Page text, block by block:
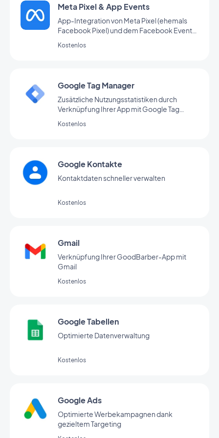
Meta Pixel & App Events
App-Integration von Meta Pixel (ehemals
Facebook Pixel) und dem Facebook Event
Nutzerverhaltens und zur
Kostenlos
Google Tag Manager
Zusätzliche Nutzungsstatistiken durch
Verknüpfung Ihrer App mit Google Tag
Kostenlos
Google Kontakte
Kontaktdaten schneller verwalten
Kostenlos
Gmail
Verknüpfung Ihrer GoodBarber-App mit
Gmail
Kostenlos
Google Tabellen
Optimierte Datenverwaltung
Kostenlos
Google Ads
Optimierte Werbekampagnen dank
gezieltem Targeting